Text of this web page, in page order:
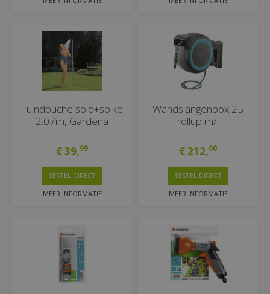
Tuindouche solo+spike
2.07m, Gardena
€39,99
MEER INFORMATIE
BESTEL DIRECT
Wandslangenbox 25
rollup m/l
€ 212,00
MEER INFORMATIE
BESTEL DIRECT